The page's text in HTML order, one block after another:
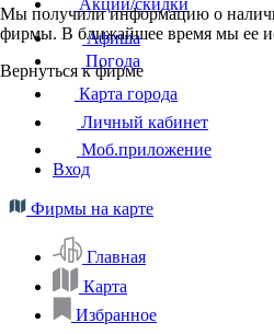
Мы получили информацию о
фирмы. В ближайшее время мы ее
Вернуться к фирме
Афиша
Погода
Карта города
Личный кабинет
Моб.приложение
Вход
Фирмы на карте
Главная
Карта
Избранное